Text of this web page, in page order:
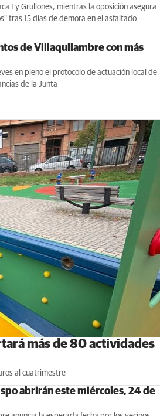
I y Grullones, mientras la oposición asegura
tras 15 días de demora en el asfaltado
de Villaquilambre con más
en pleno el protocolo de actuación local de
de la Junta
más de 80 actividades
al cuatrimestre
abrirán este miércoles, 24 de